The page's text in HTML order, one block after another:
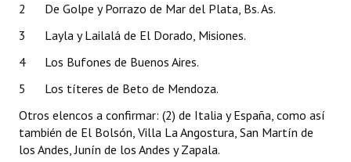
2 De Golpe y Porrazo de Mar del Plata, Bs. As.
3 Layla y Lailalá de El Dorado, Misiones.
4 Los Bufones de Buenos Aires.
5 Los títeres de Beto de Mendoza.
Otros elencos a confirmar: (2) de Italia y España, como así
también de El Bolsón, Villa La Angostura, San Martín de
los Andes, Junín de los Andes y Zapala.